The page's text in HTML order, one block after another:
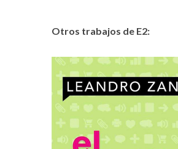
Otros trabajos de E2: